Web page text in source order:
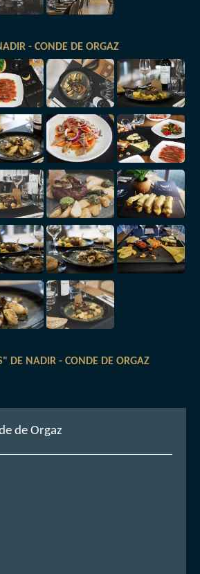
- CONDE DE ORGAZ
DE NADIR - CONDE DE ORGAZ
de Orgaz